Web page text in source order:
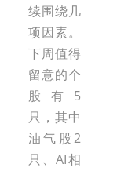
续围绕几
项因素。
下周值得
留意的个
股有5
只，其中
油气股2
只、AI相